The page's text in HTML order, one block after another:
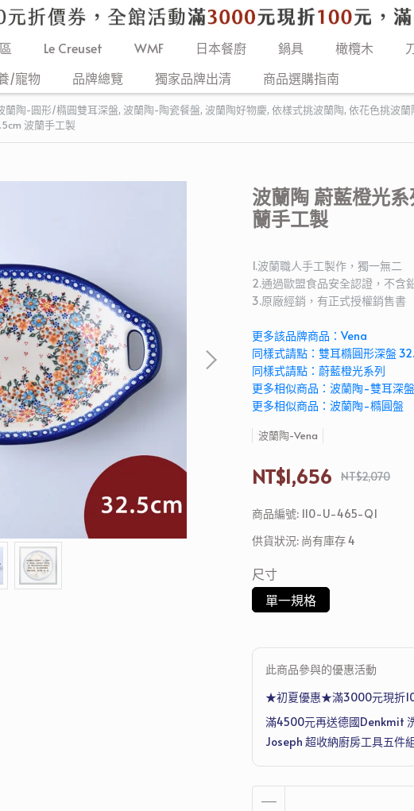
Le Creuset WMF 日本餐廚 鍋具 橄欖木
/寵物 品牌總覽 獨家品牌出清 商品選購指南
蘭陶-圓形/橢圓雙耳深盤, 波蘭陶-陶瓷餐盤, 波蘭陶好物慶, 依樣式挑波蘭陶, 依花色挑波蘭
波蘭手工製
波蘭陶 蔚藍橙光
蘭手工製
1.波蘭職人手工製作，獨一無二
2.通過歐盟食品安全認證，不含
3.原廠經銷，有正式授權銷售書
更多該品牌商品：Vena
同樣式請點：雙耳橢圓形深盤
同樣式請點：蔚藍橙光系列
更多相似商品：波蘭陶-雙耳深盤
更多相似商品：波蘭陶-橢圓盤
波蘭陶-Vena
NT$1,656 NT$2,070
商品編號: 110-U-465-Q1
供貨狀況: 尚有庫存 4
尺寸
單一規格
此商品參與的優惠活動
★初夏優惠★滿3000元現折
滿4500元再送德國Denkmit
Joseph 超收納廚房工具五件